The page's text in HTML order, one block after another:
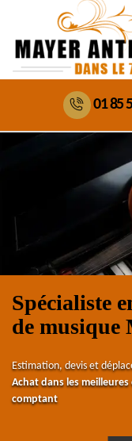
01 85
Spécialiste
de musique
Estimation, devis et
Achat dans les
comptant